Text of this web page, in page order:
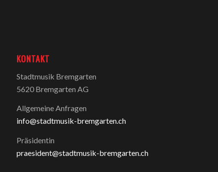
KONTAKT
Stadtmusik Bremgarten
5620 Bremgarten AG
Allgemeine Anfragen
info@stadtmusik-bremgarten.ch
Präsidentin
praesident@stadtmusik-bremgarten.ch